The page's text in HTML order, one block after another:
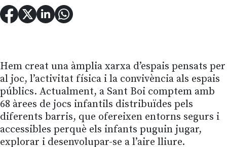
Hem creat una àmplia xarxa d’espais pensats per
al joc, l’activitat física i la convivència als espais
públics. Actualment, a Sant Boi comptem amb
68 àrees de jocs infantils distribuïdes pels
diferents barris, que ofereixen entorns segurs i
accessibles perquè els infants puguin jugar,
explorar i desenvolupar-se a l’aire lliure.